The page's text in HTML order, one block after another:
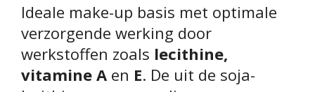
Ideale make-up basis met optimale
verzorgende werking door
werkstoffen zoals lecithine,
vitamine A en E. De uit de soja-